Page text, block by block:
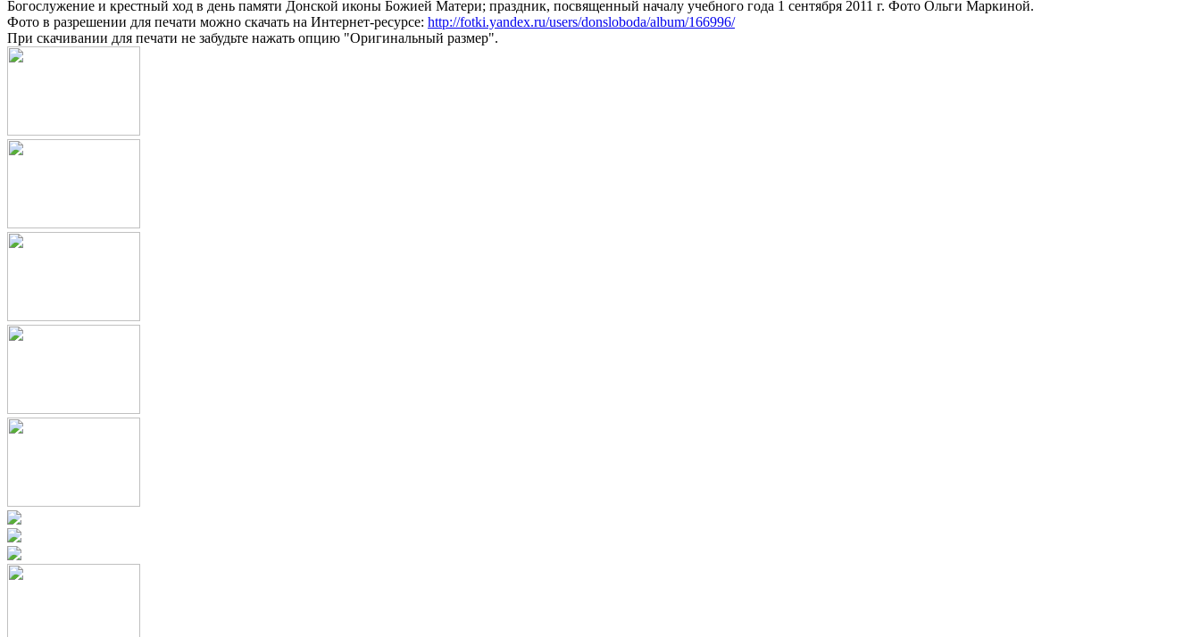
Богослужение и крестный ход в день памяти Донской иконы Божией Матери; праздник, посвященный началу учебного года 1 сентября 2011 г. Фото Ольги Маркиной.
Фото в разрешении для печати можно скачать на Интернет-ресурсе: http://fotki.yandex.ru/users/donsloboda/album/166996/
При скачивании для печати не забудьте нажать опцию "Оригинальный размер".